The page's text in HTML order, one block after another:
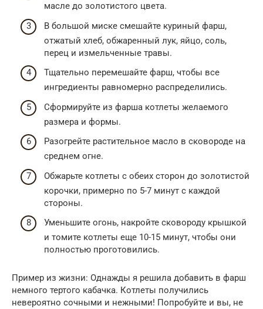
масле до золотистого цвета.
В большой миске смешайте куриный фарш,
отжатый хлеб, обжаренный лук, яйцо, соль,
перец и измельченные травы.
Тщательно перемешайте фарш, чтобы все
ингредиенты равномерно распределились.
Сформируйте из фарша котлеты желаемого
размера и формы.
Разогрейте растительное масло в сковороде на
среднем огне.
Обжарьте котлеты с обеих сторон до золотистой
корочки, примерно по 5-7 минут с каждой
стороны.
Уменьшите огонь, накройте сковороду крышкой
и томите котлеты еще 10-15 минут, чтобы они
полностью проготовились.
Пример из жизни: Однажды я решила добавить в фарш
немного тертого кабачка. Котлеты получились
невероятно сочными и нежными! Попробуйте и вы, не